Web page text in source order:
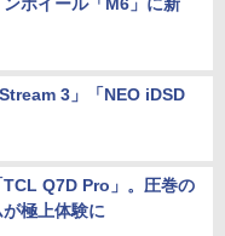
ホイール「M6」に新
3」「NEO iDSD
Q7D Pro」。圧巻の
極上体験に